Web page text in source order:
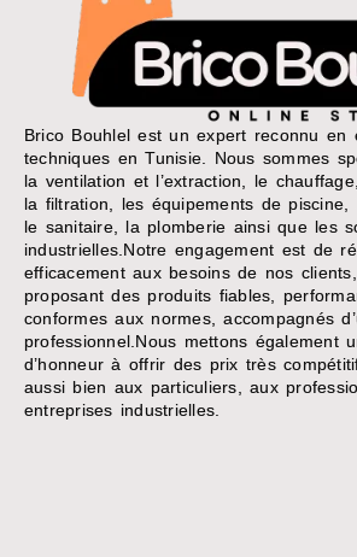
Brico Bouhlel est un expert reconnu en
techniques en Tunisie. Nous sommes
la ventilation et l’extraction, le
la filtration, les équipements de piscine,
le sanitaire, la plomberie ainsi que les
industrielles.Notre engagement est de
efficacement aux besoins de nos
proposant des produits fiables,
conformes aux normes, accompagnés
professionnel.Nous mettons également
d’honneur à offrir des prix très
aussi bien aux particuliers, aux
entreprises industrielles.